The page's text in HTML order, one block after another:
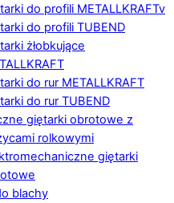
do profili METALLKRAFTv
do profili TUBEND
żłobkujące
do rur METALLKRAFT
do rur TUBEND
giętarki obrotowe z
rolkowymi
giętarki
blachy